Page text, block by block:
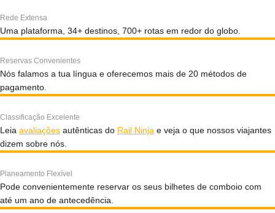
Rede Extensa
Uma plataforma, 34+ destinos, 700+ rotas em redor do globo.
Reservas Convenientes
Nós falamos a tua língua e oferecemos mais de 20 métodos de
pagamento.
Classificação Excelente
Leia avaliações autênticas do Rail Ninja e veja o que nossos viajantes
dizem sobre nós.
Planeamento Flexível
Pode convenientemente reservar os seus bilhetes de comboio com
até um ano de antecedência.